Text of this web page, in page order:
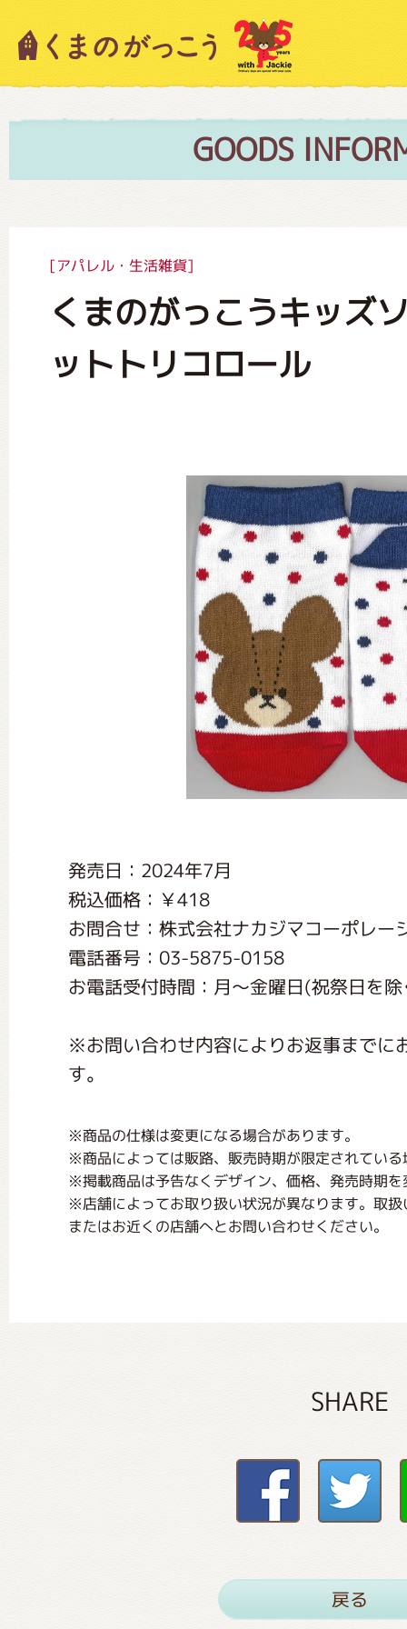
GOODS
[アパレル・生活雑貨]
くまのがっこうキッズ
ットトリコロール
発売日：2024年7月
税込価格：￥418
お問合せ：株式会社ナカジマコーポレー
電話番号：03-5875-0158
お電話受付時間：月〜金曜日(祝祭日を
※お問い合わせ内容によりお返事までに
す。
※商品の仕様は変更になる場合があります。
※商品によっては販路、販売時期が限定されてい
※掲載商品は予告なくデザイン、価格、発売時期
※店舗によってお取り扱い状況が異なります。取
またはお近くの店舗へとお問い合わせください。
SHARE
戻る
キャラクター紹介
絵本・作家紹介
グッズインフォメーション
ミュージカル・コンサート
おたのしみコンテンツ(クイズ・
チア ジャッキーズ！
くまのがっこう 家庭科部